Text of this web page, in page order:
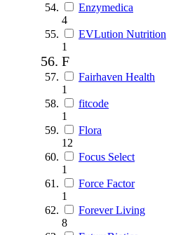
Enzymedica
4
EVLution Nutrition
1
F
Fairhaven Health
1
fitcode
1
Flora
12
Focus Select
1
Force Factor
1
Forever Living
8